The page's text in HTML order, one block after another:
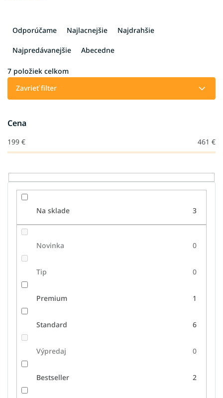
a
i
d
u
k
o
v
Odporúčame Najlacnejšie Najdrahšie
Najpredávanejšie Abecedne
7 položiek celkom
Zavrieť filter
Cena
199 € 461 €
Na sklade 3
Novinka 0
Tip 0
Premium 1
Standard 6
Výpredaj 0
Bestseller 2